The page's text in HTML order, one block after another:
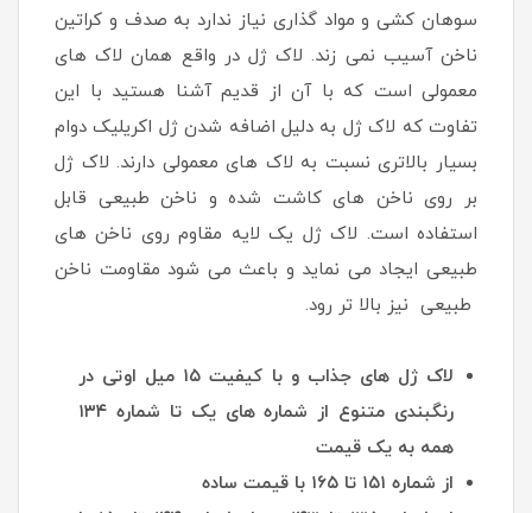
سوهان کشی و مواد گذاری نیاز ندارد به صدف و کراتین
ناخن آسیب نمی زند. لاک ژل در واقع همان لاک های
معمولی است که با آن از قدیم آشنا هستید با این
تفاوت که لاک ژل به دلیل اضافه شدن ژل اکریلیک دوام
بسیار بالاتری نسبت به لاک های معمولی دارند. لاک ژل
بر روی ناخن های کاشت شده و ناخن طبیعی قابل
استفاده است. لاک ژل یک لایه مقاوم روی ناخن های
طبیعی ایجاد می نماید و باعث می شود مقاومت ناخن
طبیعی نیز بالا تر رود.
لاک ژل های جذاب و با کیفیت ۱۵ میل اوتی در
رنگبندی متنوع از شماره های یک تا شماره ۱۳۴
همه به یک قیمت
از شماره ۱۵۱ تا ۱۶۵ با قیمت ساده